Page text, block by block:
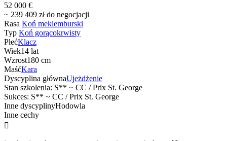
52 000 €
~ 239 409 zł do negocjacji
Rasa Koń meklemburski
Typ Koń gorącokrwisty
PłećKlacz
Wiek14 lat
Wzrost180 cm
MaśćKara
Dyscyplina głównaUjeżdżenie
Stan szkolenia: S** ~ CC / Prix St. George
Sukces: S** ~ CC / Prix St. George
Inne dyscyplinyHodowla
Inne cechy
